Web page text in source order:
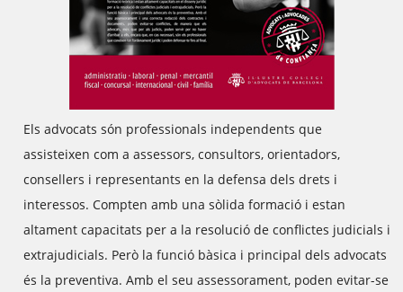
Els advocats són professionals independents que
assisteixen com a assessors, consultors, orientadors,
consellers i representants en la defensa dels drets i
interessos. Compten amb una sòlida formació i estan
altament capacitats per a la resolució de conflictes judicials i
extrajudicials. Però la funció bàsica i principal dels advocats
és la preventiva. Amb el seu assessorament, poden evitar-se